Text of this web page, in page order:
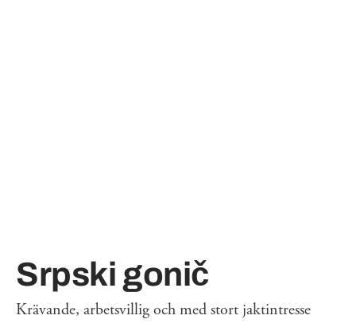
Srpski gonič
Krävande, arbetsvillig och med stort jaktintresse